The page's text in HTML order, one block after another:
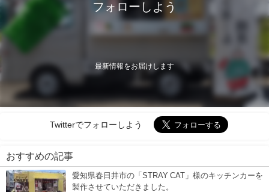
フォローしよう
最新情報をお届けします
Twitterでフォローしよう
おすすめの記事
愛知県春日井市の「STRAY CAT」様のキッチンカーを
製作させていただきました。